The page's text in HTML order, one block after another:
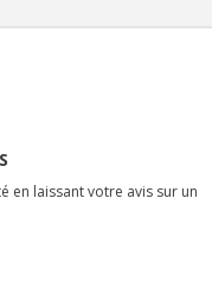
en laissant votre avis sur un